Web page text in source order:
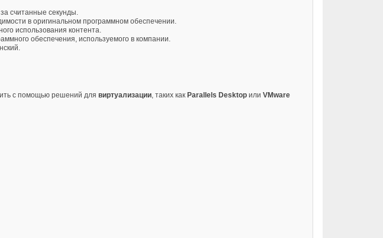
считанные секунды.
в оригинальном программном обеспечении.
использования контента.
обеспечения, используемого в компании.
с помощью решений для виртуализации, таких как Parallels Desktop или VMware